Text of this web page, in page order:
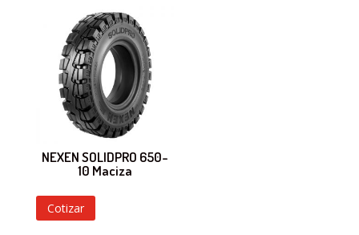
NEXEN SOLIDPRO 650-
10 Maciza
Cotizar